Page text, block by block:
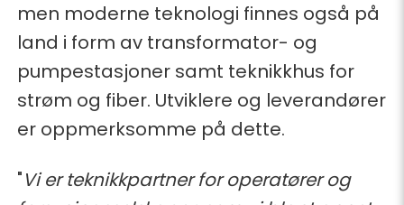
men moderne teknologi finnes også på
land i form av transformator- og
pumpestasjoner samt teknikkhus for
strøm og fiber. Utviklere og leverandører
er oppmerksomme på dette.
"Vi er teknikkpartner for operatører og